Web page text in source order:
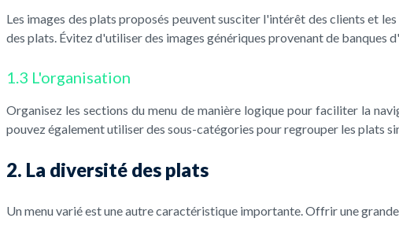
Les images des plats proposés peuvent susciter l'intérêt des clients et
des plats. Évitez d'utiliser des images génériques provenant de banques
1.3 L'organisation
Organisez les sections du menu de manière logique pour faciliter la
pouvez également utiliser des sous-catégories pour regrouper les plats
2. La diversité des plats
Un menu varié est une autre caractéristique importante. Offrir une